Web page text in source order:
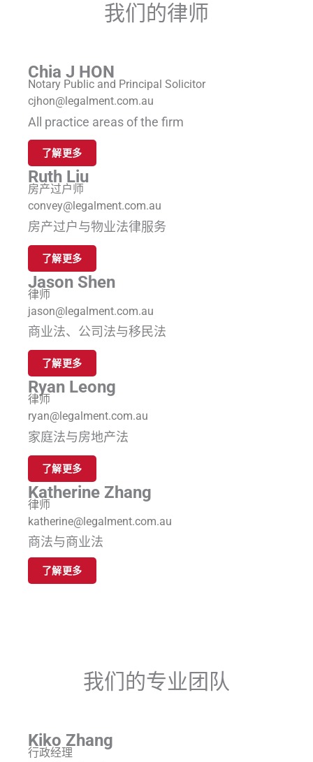
我们的律师
Chia J HON
Notary Public and Principal Solicitor
cjhon@legalment.com.au
All practice areas of the firm
了解更多
Ruth Liu
房产过户师
convey@legalment.com.au
房产过户与物业法律服务
了解更多
Jason Shen
律师
jason@legalment.com.au
商业法、公司法与移民法
了解更多
Ryan Leong
律师
ryan@legalment.com.au
家庭法与房地产法
了解更多
Katherine Zhang
律师
katherine@legalment.com.au
商法与商业法
了解更多
我们的专业团队
Kiko Zhang
行政经理